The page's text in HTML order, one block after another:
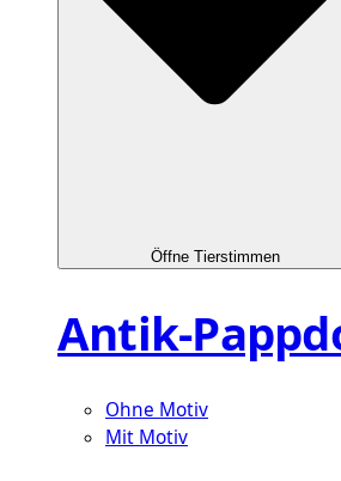
Öffne Tierstimmen
Antik-
Ohne Motiv
Mit Motiv